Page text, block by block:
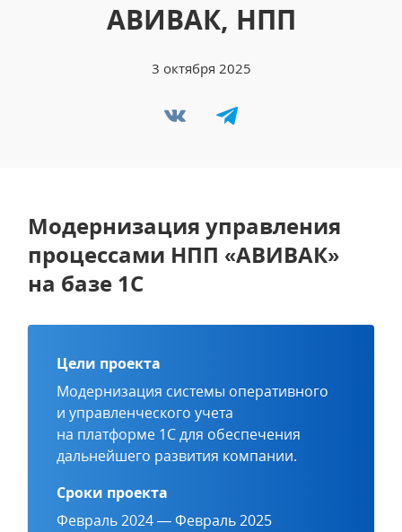
3 октября 2025
АВИВАК, НПП
Модернизация управления
процессами НПП «АВИВАК»
на базе 1С
Цели проекта
Модернизация системы оперативного
и управленческого учета
на платформе 1С для обеспечения
дальнейшего развития компании.
Сроки проекта
Февраль 2024 — Февраль 2025